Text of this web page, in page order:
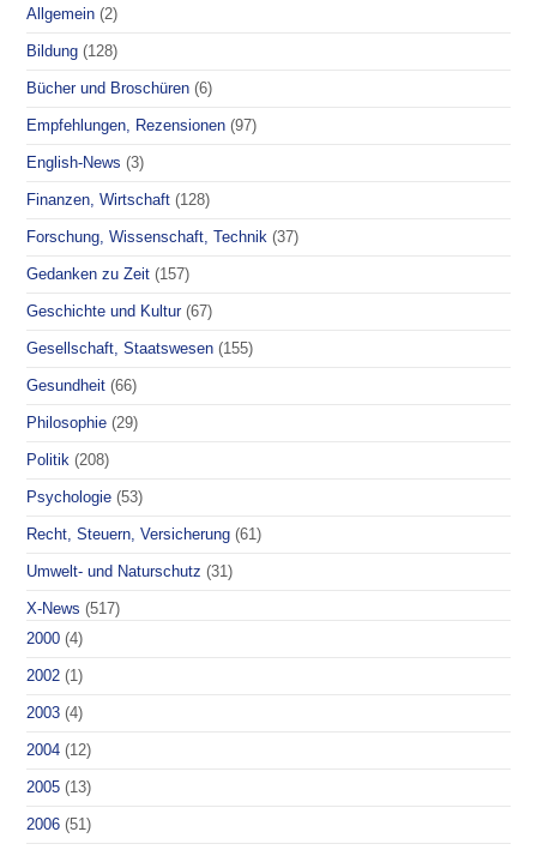
Allgemein (2)
Bildung (128)
Bücher und Broschüren (6)
Empfehlungen, Rezensionen (97)
English-News (3)
Finanzen, Wirtschaft (128)
Forschung, Wissenschaft, Technik (37)
Gedanken zu Zeit (157)
Geschichte und Kultur (67)
Gesellschaft, Staatswesen (155)
Gesundheit (66)
Philosophie (29)
Politik (208)
Psychologie (53)
Recht, Steuern, Versicherung (61)
Umwelt- und Naturschutz (31)
X-News (517)
2000 (4)
2002 (1)
2003 (4)
2004 (12)
2005 (13)
2006 (51)